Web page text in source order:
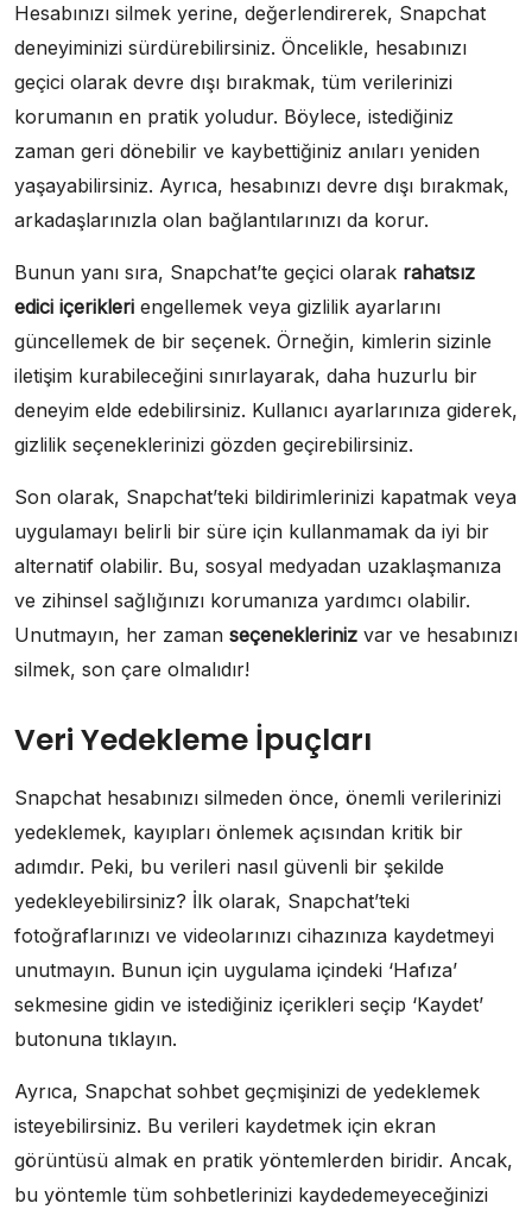
Hesabınızı silmek yerine, değerlendirerek, Snapchat
deneyiminizi sürdürebilirsiniz. Öncelikle, hesabınızı
geçici olarak devre dışı bırakmak, tüm verilerinizi
korumanın en pratik yoludur. Böylece, istediğiniz
zaman geri dönebilir ve kaybettiğiniz anıları yeniden
yaşayabilirsiniz. Ayrıca, hesabınızı devre dışı bırakmak,
arkadaşlarınızla olan bağlantılarınızı da korur.
Bunun yanı sıra, Snapchat’te geçici olarak rahatsız
edici içerikleri engellemek veya gizlilik ayarlarını
güncellemek de bir seçenek. Örneğin, kimlerin sizinle
iletişim kurabileceğini sınırlayarak, daha huzurlu bir
deneyim elde edebilirsiniz. Kullanıcı ayarlarınıza giderek,
gizlilik seçeneklerinizi gözden geçirebilirsiniz.
Son olarak, Snapchat’teki bildirimlerinizi kapatmak veya
uygulamayı belirli bir süre için kullanmamak da iyi bir
alternatif olabilir. Bu, sosyal medyadan uzaklaşmanıza
ve zihinsel sağlığınızı korumanıza yardımcı olabilir.
Unutmayın, her zaman seçenekleriniz var ve hesabınızı
silmek, son çare olmalıdır!
Veri Yedekleme İpuçları
Snapchat hesabınızı silmeden önce, önemli verilerinizi
yedeklemek, kayıpları önlemek açısından kritik bir
adımdır. Peki, bu verileri nasıl güvenli bir şekilde
yedekleyebilirsiniz? İlk olarak, Snapchat’teki
fotoğraflarınızı ve videolarınızı cihazınıza kaydetmeyi
unutmayın. Bunun için uygulama içindeki ‘Hafıza’
sekmesine gidin ve istediğiniz içerikleri seçip ‘Kaydet’
butonuna tıklayın.
Ayrıca, Snapchat sohbet geçmişinizi de yedeklemek
isteyebilirsiniz. Bu verileri kaydetmek için ekran
görüntüsü almak en pratik yöntemlerden biridir. Ancak,
bu yöntemle tüm sohbetlerinizi kaydedemeyeceğinizi